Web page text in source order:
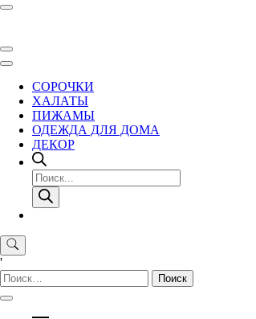
СОРОЧКИ
ХАЛАТЫ
ПИЖАМЫ
ОДЕЖДА ДЛЯ ДОМА
ДЕКОР
Поиск
товаров
'
Найти: